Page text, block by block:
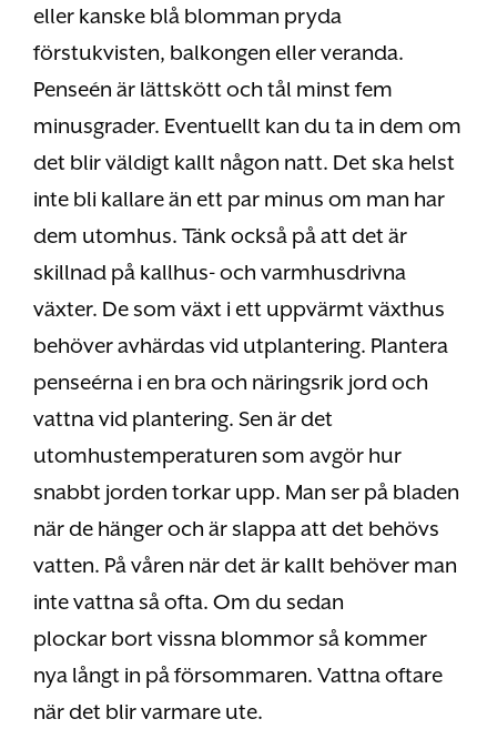
eller kanske blå blomman pryda
förstukvisten, balkongen eller veranda.
Penseén är lättskött och tål minst fem
minusgrader. Eventuellt kan du ta in dem om
det blir väldigt kallt någon natt. Det ska helst
inte bli kallare än ett par minus om man har
dem utomhus. Tänk också på att det är
skillnad på kallhus- och varmhusdrivna
växter. De som växt i ett uppvärmt växthus
behöver avhärdas vid utplantering. Plantera
penseérna i en bra och näringsrik jord och
vattna vid plantering. Sen är det
utomhustemperaturen som avgör hur
snabbt jorden torkar upp. Man ser på bladen
när de hänger och är slappa att det behövs
vatten. På våren när det är kallt behöver man
inte vattna så ofta. Om du sedan
plockar bort vissna blommor så kommer
nya långt in på försommaren. Vattna oftare
när det blir varmare ute.